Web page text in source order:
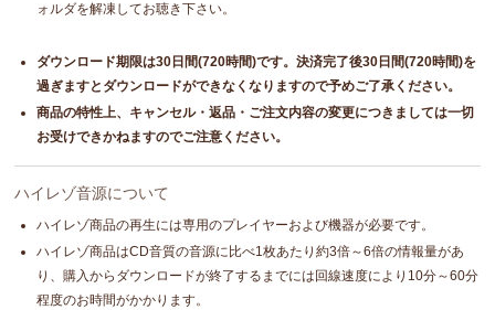
ォルダを解凍してお聴き下さい。
ダウンロード期限は30日間(720時間)です。決済完了後30日間(720時間)を
過ぎますとダウンロードができなくなりますので予めご了承ください。
商品の特性上、キャンセル・返品・ご注文内容の変更につきましては一切
お受けできかねますのでご注意ください。
ハイレゾ音源について
ハイレゾ商品の再生には専用のプレイヤーおよび機器が必要です。
ハイレゾ商品はCD音質の音源に比べ1枚あたり約3倍～6倍の情報量があ
り、購入からダウンロードが終了するまでには回線速度により10分～60分
程度のお時間がかかります。